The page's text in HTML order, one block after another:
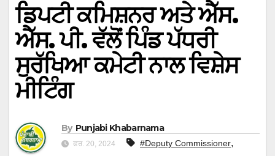
ਡਿਪਟੀ ਕਮਿਸ਼ਨਰ ਅਤੇ ਐੱਸ.
ਐੱਸ. ਪੀ. ਵੱਲੋਂ ਪਿੰਡ ਪੱਧਰੀ
ਸੁਰੱਖਿਆ ਕਮੇਟੀ ਨਾਲ ਵਿਸ਼ੇਸ
ਮੀਟਿੰਗ
By Punjabi Khabarnama
ਫਰ. 20, 2024 #Deputy Commissioner,